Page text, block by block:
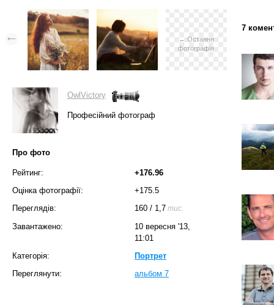
← Остання
фотографія
OwlVictory
Професійний фотограф
Про фото
Рейтинг:
+176.96
Оцінка фотографії:
+175.5
Переглядів:
160 / 1,7 тис.
Завантажено:
10 вересня '13,
11:01
Категорія:
Портрет
Переглянути:
альбом 7
7